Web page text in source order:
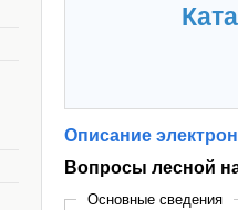
Описание
Вопросы лесной
Основные сведения